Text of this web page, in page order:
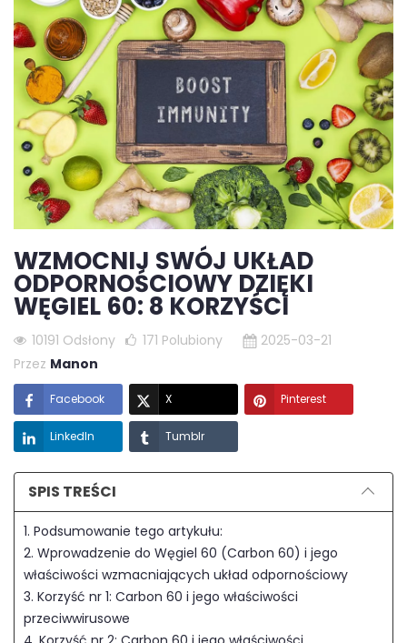
WZMOCNIJ SWÓJ UKŁAD
ODPORNOŚCIOWY DZIĘKI
WĘGIEL 60: 8 KORZYŚCI
10191 Odsłony 171 Polubiony
2025-03-21
Przez Manon
Facebook X Pinterest
LinkedIn Tumblr
SPIS TREŚCI
1. Podsumowanie tego artykułu:
2. Wprowadzenie do Węgiel 60 (Carbon 60) i jego
właściwości wzmacniających układ odpornościowy
3. Korzyść nr 1: Carbon 60 i jego właściwości
przeciwwirusowe